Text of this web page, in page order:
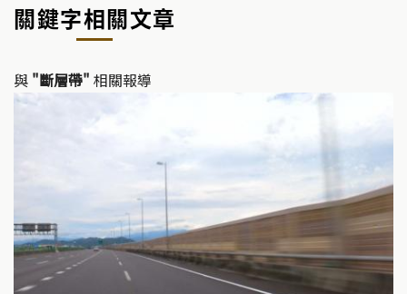
關鍵字相關文章
與 "斷層帶" 相關報導